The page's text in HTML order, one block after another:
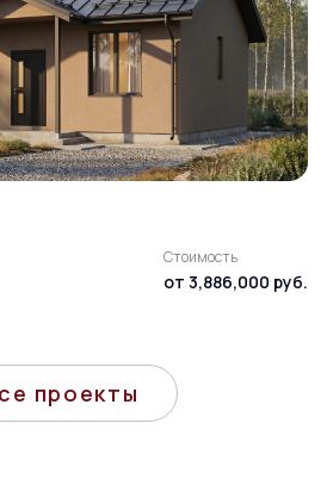
Стоимость
от 3,886,000 руб.
проекты